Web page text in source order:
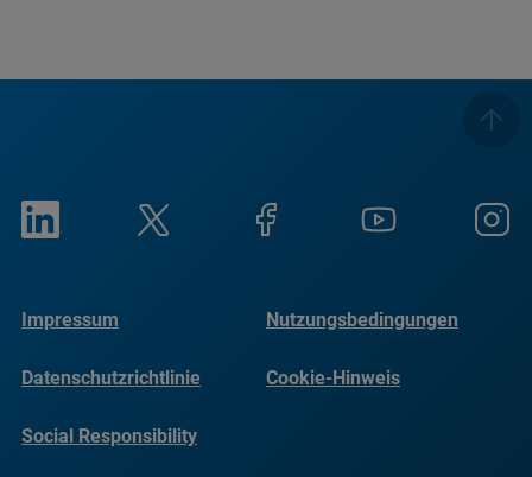
Impressum Nutzungsbedingungen
Datenschutzrichtlinie Cookie-Hinweis
Social Responsibility